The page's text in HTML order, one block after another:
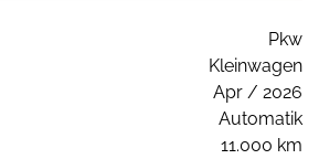
Pkw
Kleinwagen
Apr / 2026
Automatik
11.000 km